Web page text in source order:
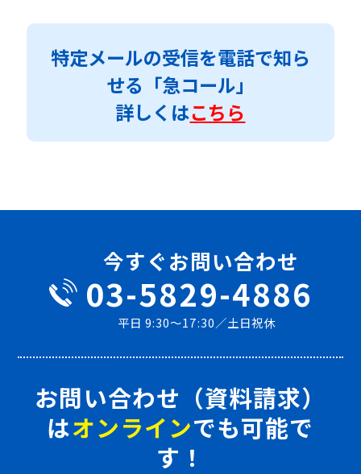
特定メールの受信を電話で知ら
せる「急コール」
詳しくはこちら
今すぐお問い合わせ
03-5829-4886
平日 9:30～17:30／土日祝休
お問い合わせ（資料請求）
はオンラインでも可能で
す！